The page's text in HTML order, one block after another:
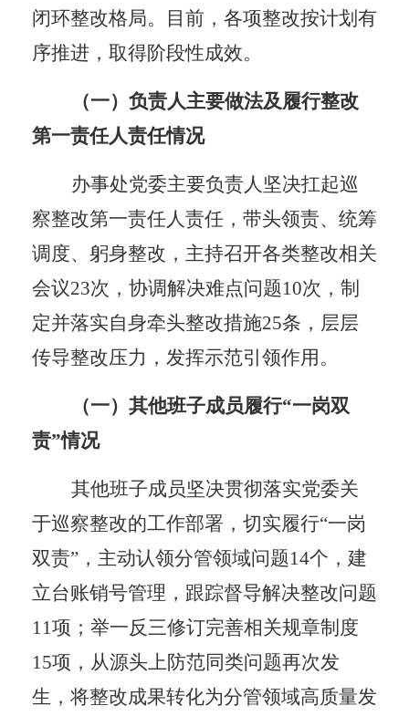
闭环整改格局。
目前，各项整改按计划有
序推进，取得阶段性成效。
（一）负责人主要做法及 履行整改
第一责任人责任情况
办事处党委主要负责人坚决扛起巡
察整改第一责任人责任， 带头领责、统筹
调度、躬身整改，主持召开各类整改相关
会议23次，协调解决难点问题10次， 制
定并落实自身牵头整改措施25条 ， 层层
传导整改压力，发挥示范引领作用。
（一） 其他班子成员履行“一岗双
责”情况
其他班子成员坚决贯彻落实党委关
于巡察整改的工作部署，切实履行“一岗
双责”，主动认领分管领域问题14个 ， 建
立台账销号管理，跟踪督导解决整改问题
11项； 举一反三修订完善相关规章制度
15项，从源头上防范同类问题再次发
生， 将整改成果转化为分管领域高质量发